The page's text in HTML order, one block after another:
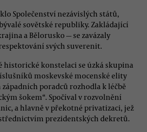
Společenství nezávislých států,
sovětské republiky. Zakládající
a Bělorusko — se zavázaly
svých suverenit.
historické konstelaci se úzká skupina
moskevské mocenské elity
poradců rozhodla k léčbě
šokem“. Spočíval v rozvolnění
a hlavně v překotné privatizaci, jež
prezidentských dekretů.